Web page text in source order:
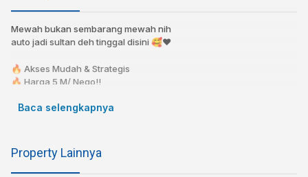
Mewah bukan sembarang mewah nih
auto jadi sultan deh tinggal disini 🥰❤️
🔥 Akses Mudah & Strategis
🔥 Harga 5 M/ Nego!!
🔥 Bebas Banjir⁣⁣
⁣⁣📍 6 menit ke Pusat Perbelanjaan
⁣⁣📍 10 menit ke Rumah Sakit
Baca selengkapnya
Property Lainnya